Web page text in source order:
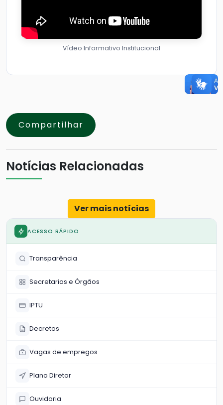
Vídeo Informativo Institucional
Compartilhar
Notícias Relacionadas
Ver mais notícias
ACESSO RÁPIDO
Transparência
Secretarias e Órgãos
IPTU
Decretos
Vagas de empregos
Plano Diretor
Ouvidoria